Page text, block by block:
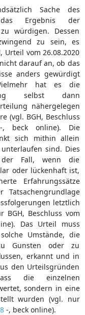
Sache des
Ergebnis der
würdigen. Dessen
zu sein, es
Urteil vom 26.08.2020
darauf an, ob das
anders gewürdigt
hat es die
selbst dann
nähergelegen
(vgl. BGH, Beschluss
online). Die
sich mithin allein
sind. Dies
der Fall, wenn die
oder lückenhaft ist,
Erfahrungssätze
letztlich
Beschluss vom
Das Urteil muss
Umstände, die
Gunsten oder zu
erkannt und in
den Urteilsgründen
die einzelnen
sondern in eine
wurden (vgl. nur
-, beck online).